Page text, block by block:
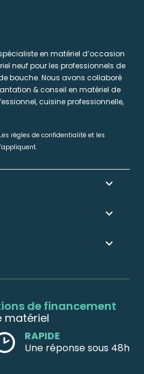
en matériel d’occasion
neuf pour les professionnels de
bouche. Nous avons collaboré
& conseil en matériel de
cuisine professionnelle,
règles de confidentialité et les


keyboard_arrow_down
de financement
matériel
RAPIDE
Une réponse sous 48h